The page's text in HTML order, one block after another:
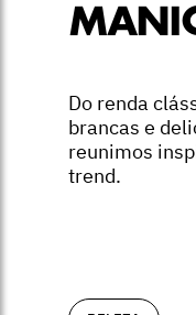
Do renda
brancas e
reunimos
trend.